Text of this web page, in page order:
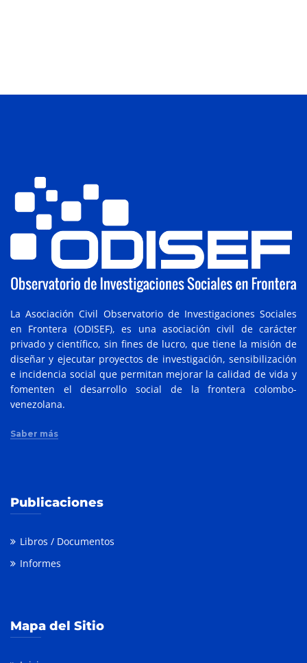
La Asociación Civil Observatorio de Investigaciones Sociales
en Frontera (ODISEF), es una asociación civil de carácter
privado y científico, sin fines de lucro, que tiene la misión de
diseñar y ejecutar proyectos de investigación, sensibilización
e incidencia social que permitan mejorar la calidad de vida y
fomenten el desarrollo social de la frontera colombo-
venezolana.
Saber más
Publicaciones
Libros / Documentos
Informes
Mapa del Sitio